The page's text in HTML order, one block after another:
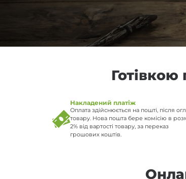
Рідкопаливні пальники
Накладений платіж
Оплата здійснюється на пошті, після
товару. Нова пошта бере комісію в
2% від вартості товару, за переказ
грошових коштів.